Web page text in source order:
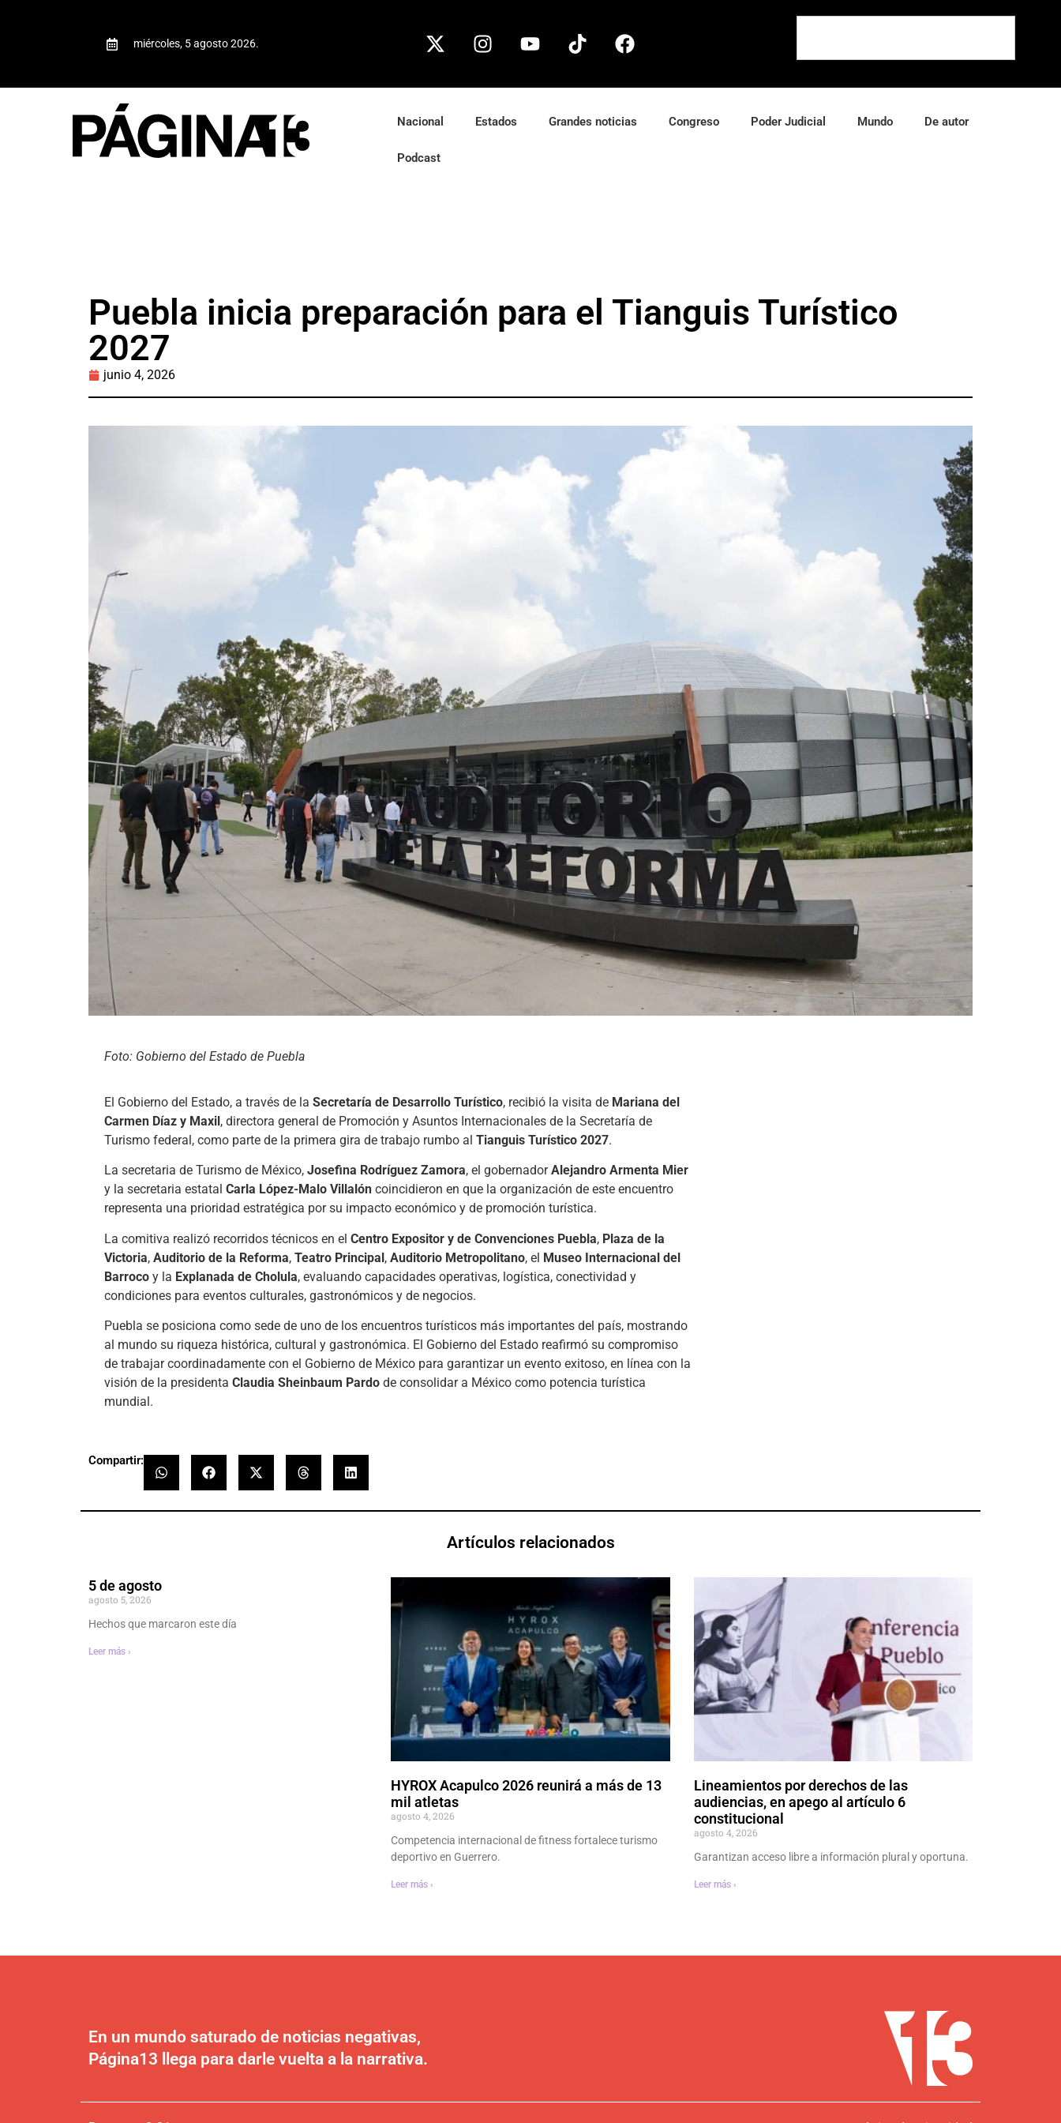
miércoles, 5 agosto 2026.
Nacional Estados Grandes noticias Congreso Poder Judicial Mundo De autor
Podcast
Puebla inicia preparación para el Tianguis Turístico
2027
junio 4, 2026
Foto: Gobierno del Estado de Puebla
El Gobierno del Estado, a través de la Secretaría de Desarrollo Turístico, recibió la visita de Mariana del
Carmen Díaz y Maxil, directora general de Promoción y Asuntos Internacionales de la Secretaría de
Turismo federal, como parte de la primera gira de trabajo rumbo al Tianguis Turístico 2027.
La secretaria de Turismo de México, Josefina Rodríguez Zamora, el gobernadorAlejandro Armenta Mier
y la secretaria estatal Carla López-Malo Villalón coincidieron en que la organización de este encuentro
representa una prioridad estratégica por su impacto económico y de promoción turística.
La comitiva realizó recorridos técnicos en el Centro Expositor y de Convenciones Puebla, Plaza de la
Victoria, Auditorio de la Reforma, Teatro Principal, Auditorio Metropolitano, el Museo Internacional del
Barroco y la Explanada de Cholula, evaluando capacidades operativas, logística, conectividad y
condiciones para eventos culturales, gastronómicos y de negocios.
Puebla se posiciona como sede de uno de los encuentros turísticos más importantes del país, mostrando
al mundo su riqueza histórica, cultural y gastronómica. El Gobierno del Estado reafirmó su compromiso
de trabajar coordinadamente con el Gobierno de México para garantizar un evento exitoso, en línea con la
visión de la presidenta Claudia Sheinbaum Pardo de consolidar a México como potencia turística
mundial.
Compartir:
Artículos relacionados
5 de agosto
agosto 5, 2026
Hechos que marcaron este día
Leer más ›
HYROX Acapulco 2026 reunirá a más de 13
mil atletas
agosto 4, 2026
Competencia internacional de fitness fortalece turismo
deportivo en Guerrero.
Leer más ›
Lineamientos por derechos de las
audiencias, en apego al artículo 6
constitucional
agosto 4, 2026
Garantizan acceso libre a información plural y oportuna.
Leer más ›
En un mundo saturado de noticias negativas,
Página13 llega para darle vuelta a la narrativa.